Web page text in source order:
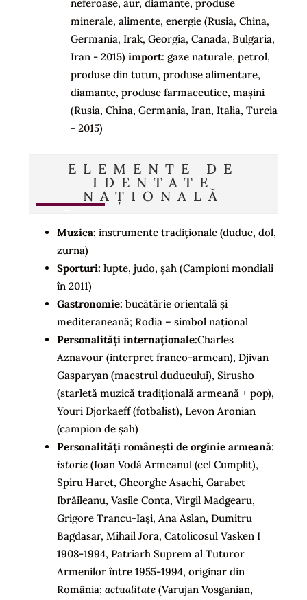
neferoase, aur, diamante, produse
minerale, alimente, energie (Rusia, China,
Germania, Irak, Georgia, Canada, Bulgaria,
Iran - 2015) import: gaze naturale, petrol,
produse din tutun, produse alimentare,
diamante, produse farmaceutice, mașini
(Rusia, China, Germania, Iran, Italia, Turcia
- 2015)
ELEMENTE DE
IDENTATE
NAȚIONALĂ
Muzica: instrumente tradiționale (duduc, dol,
zurna)
Sporturi: lupte, judo, șah (Campioni mondiali
în 2011)
Gastronomie: bucătărie orientală și
mediteraneană; Rodia – simbol național
Personalități internaționale:Charles
Aznavour (interpret franco-armean), Djivan
Gasparyan (maestrul duducului), Sirusho
(starletă muzică tradițională armeană + pop),
Youri Djorkaeff (fotbalist), Levon Aronian
(campion de șah)
Personalități românești de orginie armeană:
istorie(Ioan Vodă Armeanul (cel Cumplit),
Spiru Haret, Gheorghe Asachi, Garabet
Ibrăileanu, Vasile Conta, Virgil Madgearu,
Grigore Trancu-Iași, Ana Aslan, Dumitru
Bagdasar, Mihail Jora, Catolicosul Vasken I
1908-1994, Patriarh Suprem al Tuturor
Armenilor între 1955-1994, originar din
România; actualitate (Varujan Vosganian,